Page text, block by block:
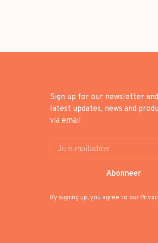
Sign up for our newsletter
latest updates, news and
via email
Abonneer
By signing up, you agree to our